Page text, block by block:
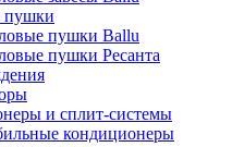
пушки
пушки Ballu
пушки Ресанта
и сплит-системы
кондиционеры